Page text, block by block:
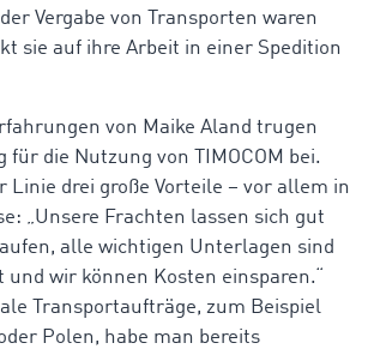
Vergabe von Transporten waren
sie auf ihre Arbeit in einer Spedition
von Maike Aland trugen
für die Nutzung von TIMOCOM bei.
Linie drei große Vorteile – vor allem in
„Unsere Frachten lassen sich gut
alle wichtigen Unterlagen sind
wir können Kosten einsparen.“
Transportaufträge, zum Beispiel
Polen, habe man bereits